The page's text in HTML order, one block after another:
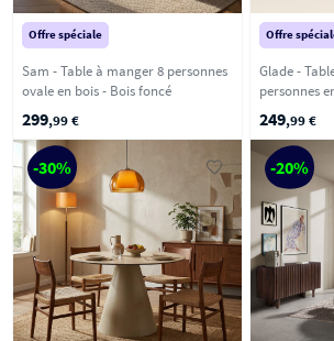
Offre spéciale
Sam - Table à manger 8 personnes
ovale en bois - Bois foncé
299,99 €
Offre
Glade -
personnes
- Beige
249,99 €
-30% -20%